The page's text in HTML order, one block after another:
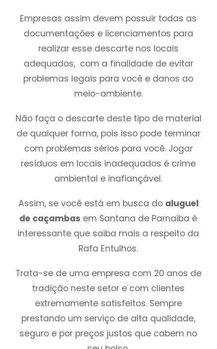
Empresas assim devem possuir todas as
documentações e licenciamentos para
realizar esse descarte nos locais
adequados, com a finalidade de evitar
problemas legais para você e danos ao
meio-ambiente.
Não faça o descarte deste tipo de material
de qualquer forma, pois isso pode terminar
com problemas sérios para você. Jogar
resíduos em locais inadequados é crime
ambiental e inafiançável.
Assim, se você está em busca do aluguel
de caçambas em Santana de Parnaiba é
interessante que saiba mais a respeito da
Rafa Entulhos.
Trata-se de uma empresa com 20 anos de
tradição neste setor e com clientes
extremamente satisfeitos. Sempre
prestando um serviço de alta qualidade,
seguro e por preços justos que cabem no